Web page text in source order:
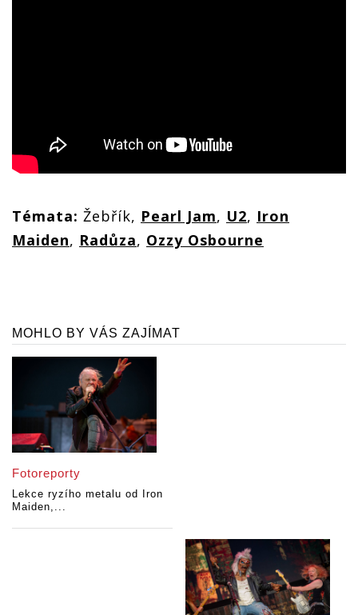
Témata: Žebřík, Pearl Jam, U2, Iron
Maiden, Radůza, Ozzy Osbourne
MOHLO BY VÁS ZAJÍMAT
Fotoreporty
Lekce ryzího metalu od Iron
Maiden,...